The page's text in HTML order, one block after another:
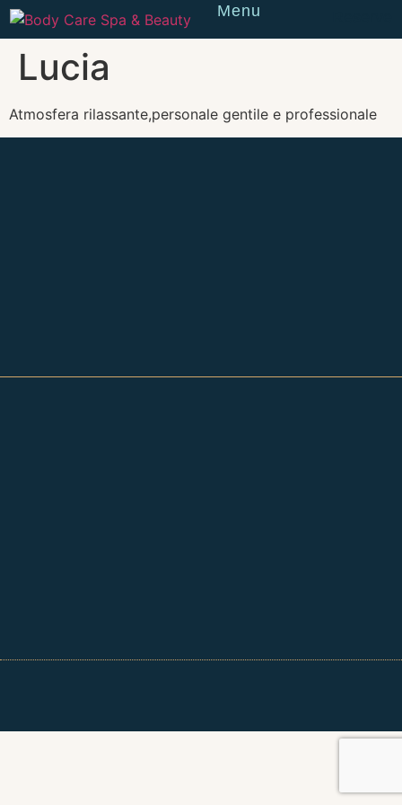
Menu
Lucia
Atmosfera rilassante,personale gentile e professionale